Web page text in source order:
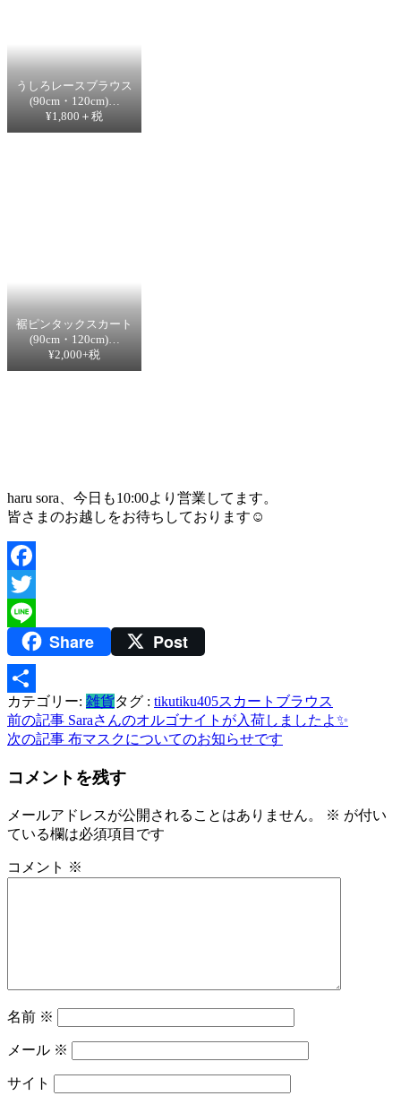
うしろレースブラウス
(90cm・120cm)…
¥1,800＋税
裾ピンタックスカート
(90cm・120cm)…
¥2,000+税
haru sora、今日も10:00より営業してます。
皆さまのお越しをお待ちしております☺️
Facebook
Twitter
Line
Share Post
共
有
カテゴリー: 雑貨タグ : tikutiku405スカート ブラウス
投
稿
ナ
ビ
ゲ
ー
前の記事 Saraさんのオルゴナイトが入荷しましたよ✨
次の記事 布マスクについてのお知らせです
コメントを残す
メールアドレスが公開されることはありません。 ※ が付い
ている欄は必須項目です
コメント ※
名前 ※
メール ※
サイト